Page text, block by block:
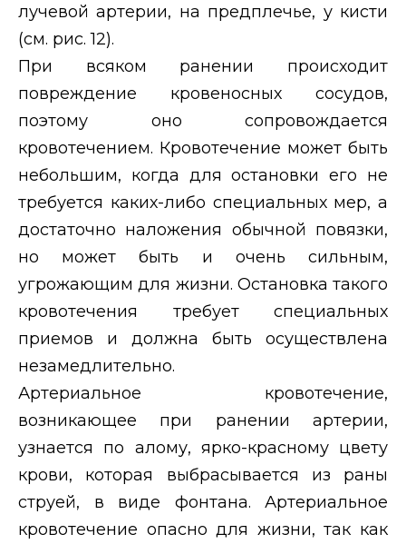
лучевой артерии, на предплечье, у кисти
(см. рис. 12).
При всяком ранении происходит
повреждение кровеносных сосудов,
поэтому оно сопровождается
кровотечением. Кровотечение может быть
небольшим, когда для остановки его не
требуется каких-либо специальных мер, а
достаточно наложения обычной повязки,
но может быть и очень сильным,
угрожающим для жизни. Остановка такого
кровотечения требует специальных
приемов и должна быть осуществлена
незамедлительно.
Артериальное кровотечение,
возникающее при ранении артерии,
узнается по алому, ярко-красному цвету
крови, которая выбрасывается из раны
струей, в виде фонтана. Артериальное
кровотечение опасно для жизни, так как